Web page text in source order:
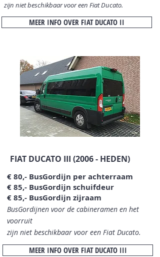
zijn niet beschikbaarvoor een Fiat Ducato.
MEER INFO OVER FIAT DUCATO II
FIAT DUCATO III (2006 - HEDEN)
€ 80,- BusGordijn per achterraam
€ 85,- BusGordijn schuifdeur
€ 85,- BusGordijn zijraam
BusGordijnen voor de cabineramen en het
voorruit
zijn niet beschikbaar voor een Fiat Ducato.
MEER INFO OVER FIAT DUCATO III